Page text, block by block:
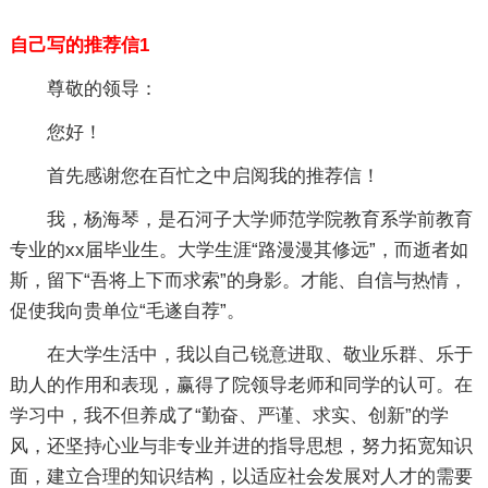
自己写的推荐信1
尊敬的领导：
您好！
首先感谢您在百忙之中启阅我的推荐信！
我，杨海琴，是石河子大学师范学院教育系学前教育
专业的xx届毕业生。大学生涯“路漫漫其修远”，而逝者如
斯，留下“吾将上下而求索”的身影。才能、自信与热情，
促使我向贵单位“毛遂自荐”。
在大学生活中，我以自己锐意进取、敬业乐群、乐于
助人的作用和表现，赢得了院领导老师和同学的认可。在
学习中，我不但养成了“勤奋、严谨、求实、创新”的学
风，还坚持心业与非专业并进的指导思想，努力拓宽知识
面，建立合理的知识结构，以适应社会发展对人才的需要